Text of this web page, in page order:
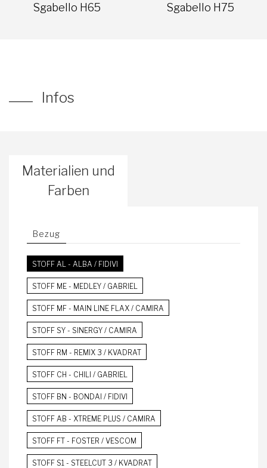
Sgabello H65 Sgabello H75
Infos
Materialien und
Farben
Bezug
STOFF AL - ALBA / FIDIVI
STOFF ME - MEDLEY / GABRIEL
STOFF MF - MAIN LINE FLAX / CAMIRA
STOFF SY - SINERGY / CAMIRA
STOFF RM - REMIX 3 / KVADRAT
STOFF CH - CHILI / GABRIEL
STOFF BN - BONDAI / FIDIVI
STOFF AB - XTREME PLUS / CAMIRA
STOFF FT - FOSTER / VESCOM
STOFF S1 - STEELCUT 3 / KVADRAT